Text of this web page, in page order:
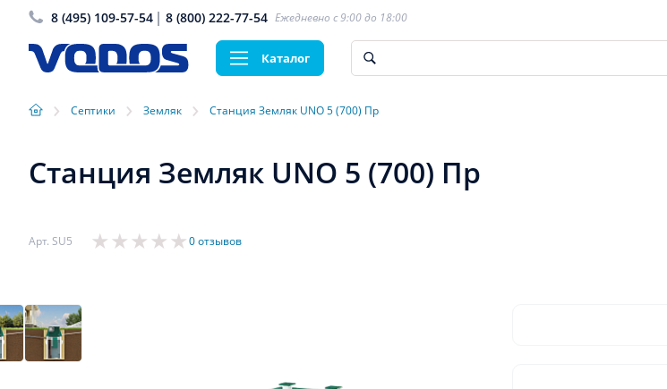
8 (495) 109-57-54 8 (800) 222-77-54 Ежедневно с 9:00 до 18:00
Каталог
› Септики › Земляк › Станция Земляк UNO 5 (700) Пр
Станция Земляк UNO 5 (700) Пр
Арт. SU5 0 отзывов